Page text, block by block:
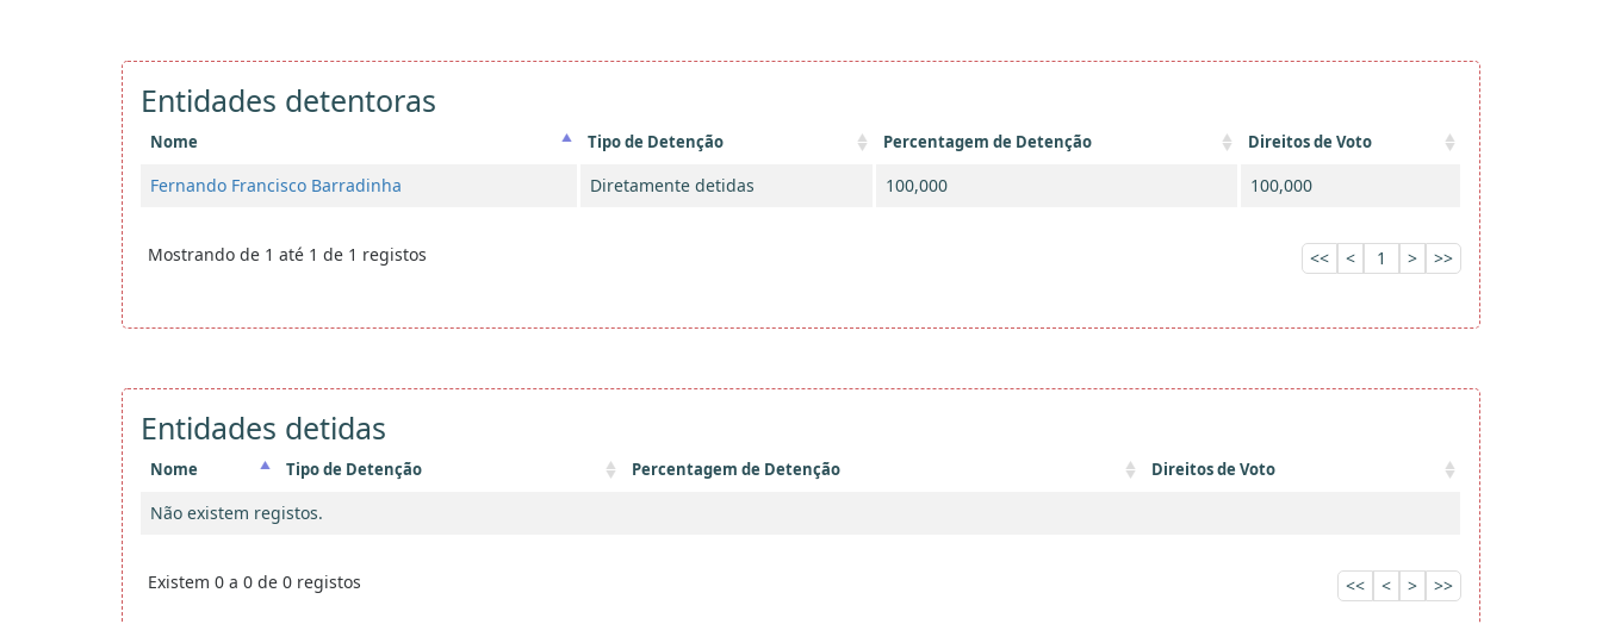
Entidades detentoras
Nome Tipo de Detenção Percentagem de Detenção Direitos de Voto
Fernando Francisco Barradinha Diretamente detidas 100,000 100,000
Mostrando de 1 até 1 de 1 registos << < 1 > >>
Entidades detidas
Nome Tipo de Detenção Percentagem de Detenção Direitos de Voto
Não existem registos.
Existem 0 a 0 de 0 registos << < > >>